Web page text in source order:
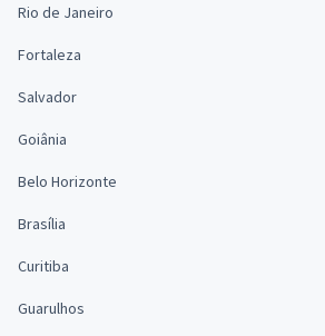
Rio de Janeiro
Fortaleza
Salvador
Goiânia
Belo Horizonte
Brasília
Curitiba
Guarulhos